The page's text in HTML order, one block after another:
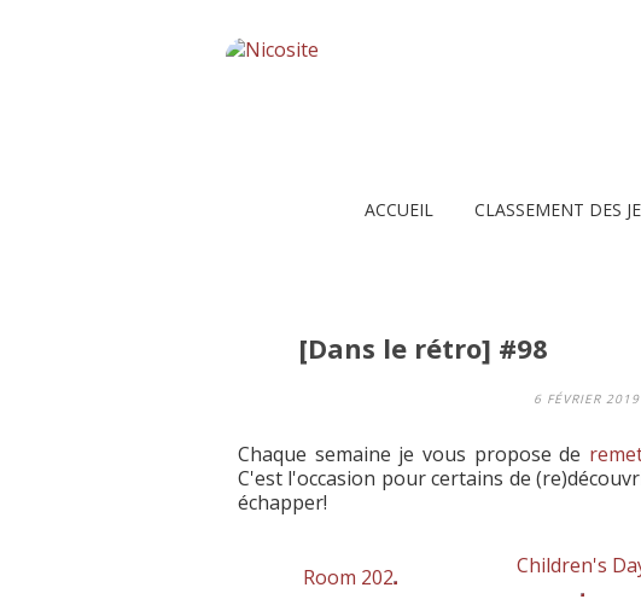
ACCUEIL CLASSEMENT DES
[Dans le rétro] #98
6 FÉVRIER 2019
Chaque semaine je vous propose de
C'est l'occasion pour certains de
échapper!
Room 202 Children's